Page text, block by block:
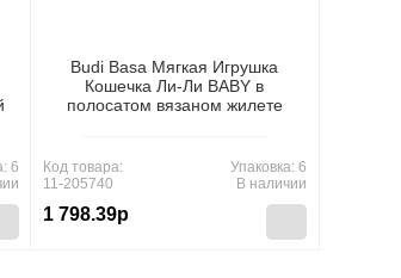
6
Budi Basa Мягкая Игрушка
Кошечка Ли-Ли BABY в
полосатом вязаном жилете
Код товара:
11-205740
1 798.39р
Упаковка: 6
В наличии